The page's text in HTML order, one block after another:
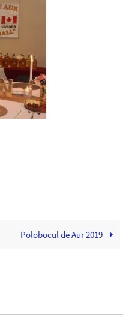
Polobocul de Aur 2019